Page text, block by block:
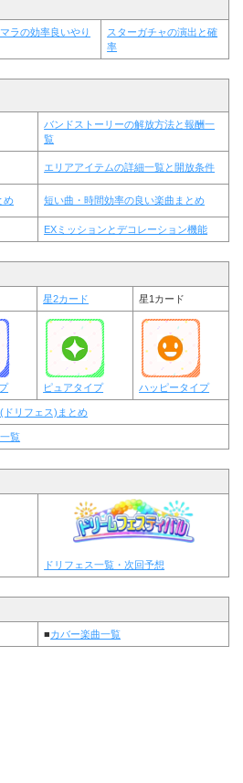
ラの効率良いやり
スターガチャの演出と確
率
バンドストーリーの解放方法と報酬一
覧
エリアアイテムの詳細一覧と開放条件
め 短い曲・時間効率の良い楽曲まとめ
EXミッションとデコレーション機能
星2カード 星1カード
ピュアタイプ ハッピータイプ
ドリフェス)まとめ
覧
ドリフェス一覧・次回予想
■カバー楽曲一覧